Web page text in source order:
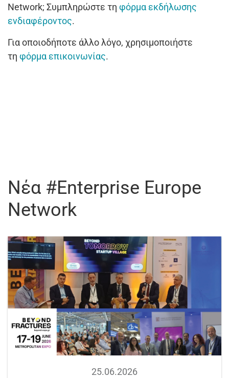
Network; Συμπληρώστε τη φόρμα εκδήλωσης
ενδιαφέροντος.
Για οποιοδήποτε άλλο λόγο, χρησιμοποιήστε
τη φόρμα επικοινωνίας.
Νέα #Enterprise Europe
Network
25.06.2026